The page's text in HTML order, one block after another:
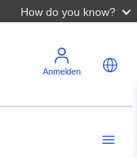
How do you know?
Anmelden